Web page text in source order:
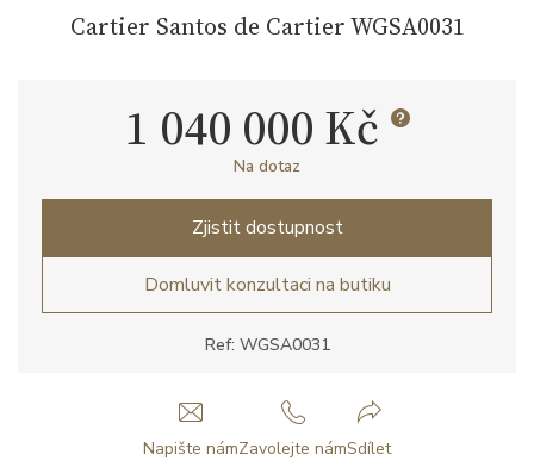
Cartier Santos de Cartier WGSA0031
Ref: WGSA0031
1 040 000 Kč
Na dotaz
Zjistit dostupnost
Domluvit konzultaci na butiku
Napište námZavolejte námSdílet